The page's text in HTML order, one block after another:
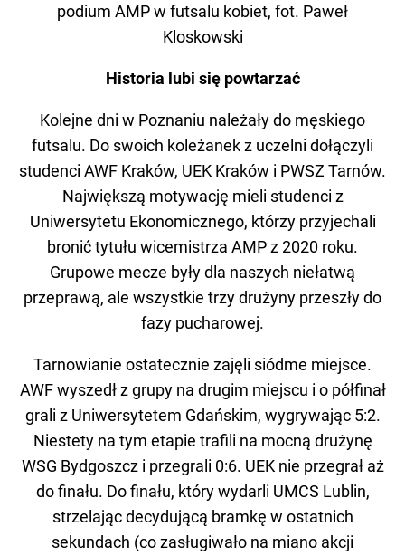
podium AMP w futsalu kobiet, fot. Paweł
Kloskowski
Historia lubi się powtarzać
Kolejne dni w Poznaniu należały do męskiego
futsalu. Do swoich koleżanek z uczelni dołączyli
studenci AWF Kraków, UEK Kraków i PWSZ Tarnów.
Największą motywację mieli studenci z
Uniwersytetu Ekonomicznego, którzy przyjechali
bronić tytułu wicemistrza AMP z 2020 roku.
Grupowe mecze były dla naszych niełatwą
przeprawą, ale wszystkie trzy drużyny przeszły do
fazy pucharowej.
Tarnowianie ostatecznie zajęli siódme miejsce.
AWF wyszedł z grupy na drugim miejscu i o półfinał
grali z Uniwersytetem Gdańskim, wygrywając 5:2.
Niestety na tym etapie trafili na mocną drużynę
WSG Bydgoszcz i przegrali 0:6. UEK nie przegrał aż
do finału. Do finału, który wydarli UMCS Lublin,
strzelając decydującą bramkę w ostatnich
sekundach (co zasługiwało na miano akcji